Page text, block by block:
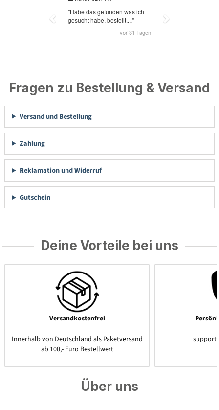
Fragen zu Bestellung & Versand
Versand und Bestellung
Zahlung
Reklamation und Widerruf
Gutschein
Deine Vorteile bei uns
Versandkostenfrei
Innerhalb von Deutschland als Paketversand
ab 100,- Euro Bestellwert
Über uns